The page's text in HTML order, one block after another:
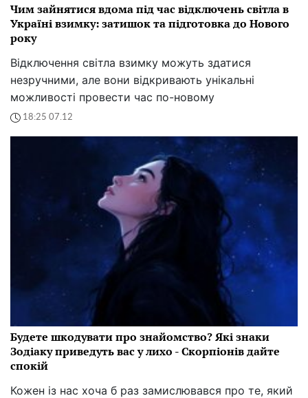
Чим зайнятися вдома під час відключень світла в
Україні взимку: затишок та підготовка до Нового
року
Відключення світла взимку можуть здатися
незручними, але вони відкривають унікальні
можливості провести час по-новому
18:25 07.12
Будете шкодувати про знайомство? Які знаки
Зодіаку приведуть вас у лихо - Скорпіонів дайте
спокій
Кожен із нас хоча б раз замислювався про те, який